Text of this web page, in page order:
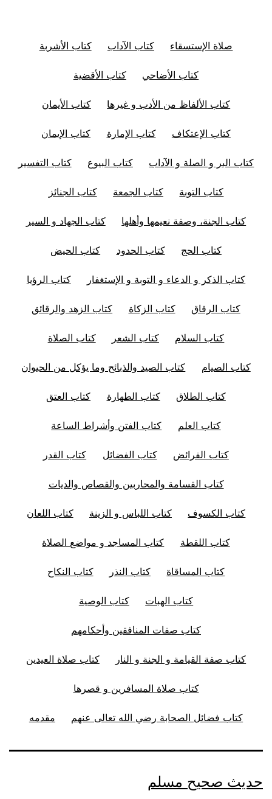
صلاة الإستسقاء كتاب الآداب كتاب الأشربة
كتاب الأضاحي كتاب الأقضية
كتاب الألفاظ من الأدب و غيرها كتاب الأيمان
كتاب الإعتكاف كتاب الإمارة كتاب الإيمان
كتاب البر و الصلة و الآداب كتاب البيوع كتاب التفسير
كتاب التوبة كتاب الجمعة كتاب الجنائز
كتاب الجنة، وصفة نعيمها وأهلها كتاب الجهاد و السير
كتاب الحج كتاب الحدود كتاب الحيض
كتاب الذكر و الدعاء و التوبة و الإستغفار كتاب الرؤيا
كتاب الرقاق كتاب الزكاة كتاب الزهد والرقائق
كتاب السلام كتاب الشعر كتاب الصلاة
كتاب الصيام كتاب الصيد والذبائح وما يؤكل من الحيوان
كتاب الطلاق كتاب الطهارة كتاب العتق
كتاب العلم كتاب الفتن وأشراط الساعة
كتاب الفرائض كتاب الفضائل كتاب القدر
كتاب القسامة والمحاربين والقصاص والديات
كتاب الكسوف كتاب اللباس و الزينة كتاب اللعان
كتاب اللقطة كتاب المساجد و مواضع الصلاة
كتاب المساقاة كتاب النذر كتاب النكاح
كتاب الهبات كتاب الوصية
كتاب صفات المنافقين وأحكامهم
كتاب صفة القيامة و الجنة و النار كتاب صلاة العيدين
كتاب صلاة المسافرين و قصرها
كتاب فضائل الصحابة رضي الله تعالى عنهم مقدمه
حديث صحيح مسلم